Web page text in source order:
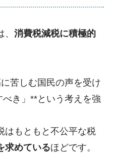
消費税減税に積極的
苦しむ国民の声を受け
き」**という考えを強
はもともと不公平な税
求めているほどです。